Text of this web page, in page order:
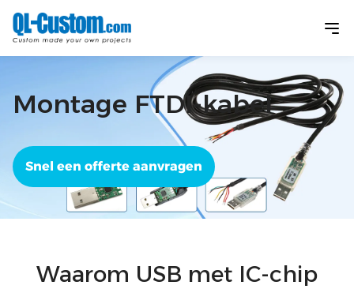
Montage FTDI-kabel
Snel een offerte aanvragen
Waarom USB met IC-chip